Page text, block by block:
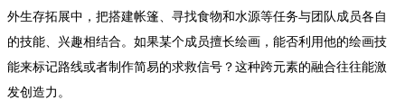
外生存拓展中，把搭建帐篷、寻找食物和水源等任务与团队成员各自
的技能、兴趣相结合。如果某个成员擅长绘画，能否利用他的绘画技
能来标记路线或者制作简易的求救信号？这种跨元素的融合往往能激
发创造力。